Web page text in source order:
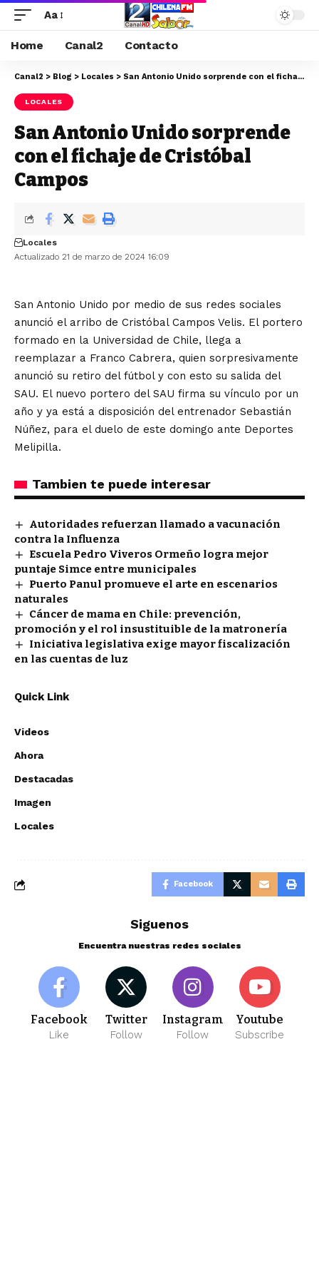
Aa
Home Canal2 Contacto
Canal2 > Blog > Locales > San Antonio Unido sorprende con el fichaje de Cristóbal Campos
LOCALES
San Antonio Unido sorprende
con el fichaje de Cristóbal
Campos
Actualizado 21 de marzo de 2024 16:09
Locales
San Antonio Unido por medio de sus redes sociales
anunció el arribo de Cristóbal Campos Velis. El portero
formado en la Universidad de Chile, llega a
reemplazar a Franco Cabrera, quien sorpresivamente
anunció su retiro del fútbol y con esto su salida del
SAU. El nuevo portero del SAU firma su vínculo por un
año y ya está a disposición del entrenador Sebastián
Núñez, para el duelo de este domingo ante Deportes
Melipilla.
Tambien te puede interesar
Autoridades refuerzan llamado a vacunación
contra la Influenza
Escuela Pedro Viveros Ormeño logra mejor
puntaje Simce entre municipales
Puerto Panul promueve el arte en escenarios
naturales
Cáncer de mama en Chile: prevención,
promoción y el rol insustituible de la matronería
Iniciativa legislativa exige mayor fiscalización
en las cuentas de luz
Quick Link
Videos
Ahora
Destacadas
Imagen
Locales
Facebook
Siguenos
Encuentra nuestras redes sociales
Facebook
Like
Twitter
Follow
Instagram
Follow
Youtube
Subscribe